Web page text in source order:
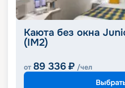
Каюта без окна
(IM2)
от 89 336 ₽ /чел